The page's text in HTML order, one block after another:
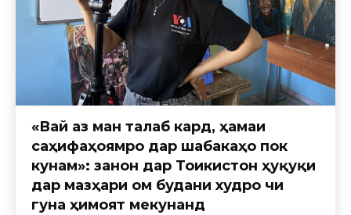
«Вай аз ман талаб кард, ҳамаи
саҳифаҳоямро дар шабакаҳо пок
кунам»: занон дар Тоҷикистон ҳуқуқи
дар мазҳари ом будани худро чи
гуна ҳимоят мекунанд